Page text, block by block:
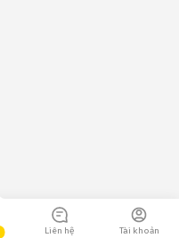
Liên hệ Tài khoản